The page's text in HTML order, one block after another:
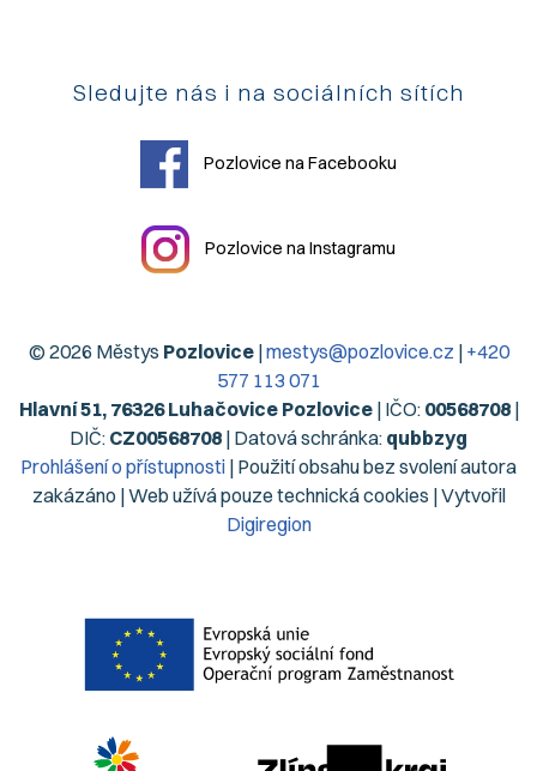
Sledujte nás i na sociálních sítích
Pozlovice na Facebooku
Pozlovice na Instagramu
© 2026 Městys Pozlovice|mestys@pozlovice.cz | +420
577 113 071
Hlavní 51, 76326 Luhačovice Pozlovice| IČO: 00568708|
DIČ: CZ00568708 | Datová schránka: qubbzyg
Prohlášení o přístupnosti | Použití obsahu bez svolení autora
zakázáno | Web užívá pouze technická cookies | Vytvořil
Digiregion